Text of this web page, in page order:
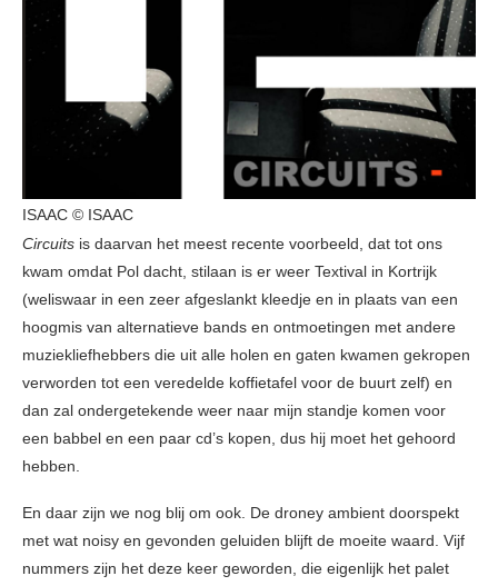
ISAAC © ISAAC
Circuits is daarvan het meest recente voorbeeld, dat tot ons
kwam omdat Pol dacht, stilaan is er weer Textival in Kortrijk
(weliswaar in een zeer afgeslankt kleedje en in plaats van een
hoogmis van alternatieve bands en ontmoetingen met andere
muziekliefhebbers die uit alle holen en gaten kwamen gekropen
verworden tot een veredelde koffietafel voor de buurt zelf) en
dan zal ondergetekende weer naar mijn standje komen voor
een babbel en een paar cd’s kopen, dus hij moet het gehoord
hebben.
En daar zijn we nog blij om ook. De droney ambient doorspekt
met wat noisy en gevonden geluiden blijft de moeite waard. Vijf
nummers zijn het deze keer geworden, die eigenlijk het palet